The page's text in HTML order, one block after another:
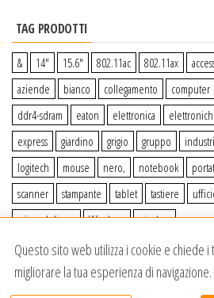
TAG PRODOTTI
& 14″ 15.6″ 802.11ac 802.11ax
aziende
bianco collegamento computer
ddr4-sdram
eaton elettronica
express
giardino grigio gruppo
logitech
mouse nero, notebook
scanner
stampante tablet tastiere
wiiperdelivery
Windows wireless
© 2020-2023Wiiper Store. Tutti i
Questo sito web utilizza i cookie e chiede
migliorare la tua esperienza di navigazione.